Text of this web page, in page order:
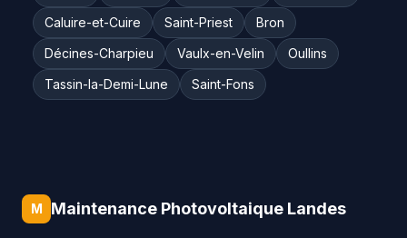
Caluire-et-Cuire
Saint-Priest
Bron
Décines-Charpieu
Vaulx-en-Velin
Oullins
Tassin-la-Demi-Lune
Saint-Fons
M Maintenance Photovoltaique Landes